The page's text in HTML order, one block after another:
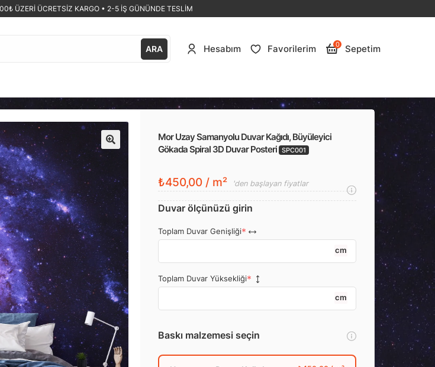
ÜZERİ ÜCRETSİZ KARGO • 2-5 İŞ GÜNÜNDE TESLİM
ARA Hesabım Favorilerim 0 Sepetim
🔍
Mor Uzay Samanyolu Duvar Kağıdı, Büyüleyici
Gökada Spiral 3D Duvar Posteri SPC001
₺450,00 / m² 'den başlayan fiyatlar
Duvar ölçünüzü girin
Toplam Duvar Genişliği
cm
Toplam Duvar Yüksekliği
cm
Baskı malzemesi seçin